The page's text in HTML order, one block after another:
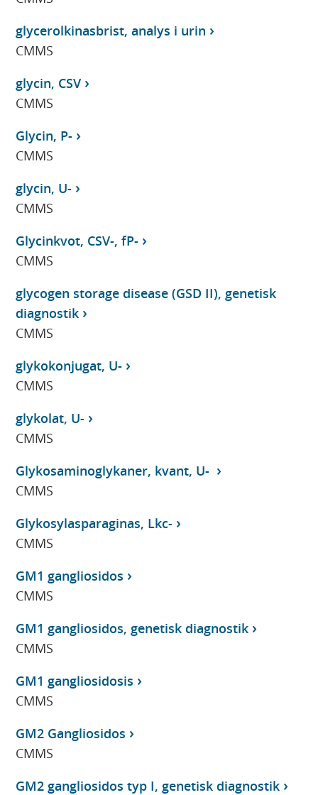
glycerolkinasbrist, analys i urin
CMMS
glycin, CSV
CMMS
Glycin, P-
CMMS
glycin, U-
CMMS
Glycinkvot, CSV-, fP-
CMMS
glycogen storage disease (GSD II), genetisk
diagnostik
CMMS
glykokonjugat, U-
CMMS
glykolat, U-
CMMS
Glykosaminoglykaner, kvant, U-
CMMS
Glykosylasparaginas, Lkc-
CMMS
GM1 gangliosidos
CMMS
GM1 gangliosidos, genetisk diagnostik
CMMS
GM1 gangliosidosis
CMMS
GM2 Gangliosidos
CMMS
GM2 gangliosidos typ I, genetisk diagnostik